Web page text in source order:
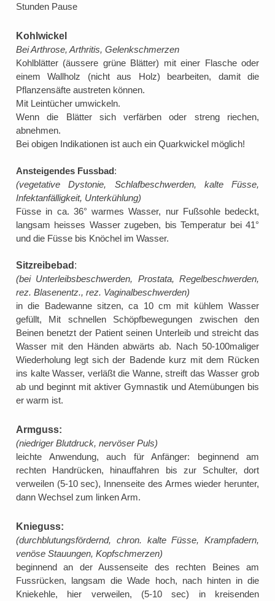
Stunden Pause
Kohlwickel
Bei Arthrose, Arthritis, Gelenkschmerzen
Kohlblätter (äussere grüne Blätter) mit einer Flasche oder
einem Wallholz (nicht aus Holz) bearbeiten, damit die
Pflanzensäfte austreten können.
Mit Leintücher umwickeln.
Wenn die Blätter sich verfärben oder streng riechen,
abnehmen.
Bei obigen Indikationen ist auch ein Quarkwickel möglich!
Ansteigendes Fussbad:
(vegetative Dystonie, Schlafbeschwerden, kalte Füsse,
Infektanfälligkeit, Unterkühlung)
Füsse in ca. 36° warmes Wasser, nur Fußsohle bedeckt,
langsam heisses Wasser zugeben, bis Temperatur bei 41°
und die Füsse bis Knöchel im Wasser.
Sitzreibebad :
(bei Unterleibsbeschwerden, Prostata, Regelbeschwerden,
rez. Blasenentz., rez. Vaginalbeschwerden)
in die Badewanne sitzen, ca 10 cm mit kühlem Wasser
gefüllt, Mit schnellen Schöpfbewegungen zwischen den
Beinen benetzt der Patient seinen Unterleib und streicht das
Wasser mit den Händen abwärts ab. Nach 50-100maliger
Wiederholung legt sich der Badende kurz mit dem Rücken
ins kalte Wasser, verläßt die Wanne, streift das Wasser grob
ab und beginnt mit aktiver Gymnastik und Atemübungen bis
er warm ist.
Armguss:
(niedriger Blutdruck, nervöser Puls)
leichte Anwendung, auch für Anfänger: beginnend am
rechten Handrücken, hinauffahren bis zur Schulter, dort
verweilen (5-10 sec), Innenseite des Armes wieder herunter,
dann Wechsel zum linken Arm.
Knieguss:
(durchblutungsfördernd, chron. kalte Füsse, Krampfadern,
venöse Stauungen, Kopfschmerzen)
beginnend an der Aussenseite des rechten Beines am
Fussrücken, langsam die Wade hoch, nach hinten in die
Kniekehle, hier verweilen, (5-10 sec) in kreisenden